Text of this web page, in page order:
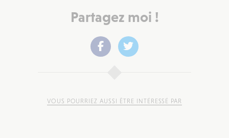
Partagez moi !
VOUS POURRIEZ AUSSI ÊTRE INTÉRESSÉ PAR